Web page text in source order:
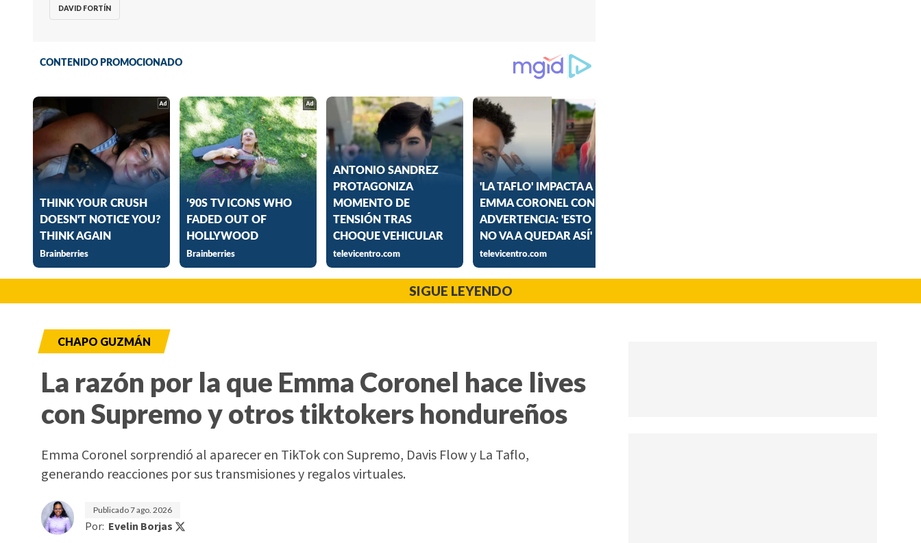
DAVID FORTÍN
SIGUE LEYENDO
CHAPO GUZMÁN
La razón por la que Emma Coronel hace lives
con Supremo y otros tiktokers hondureños
Emma Coronel sorprendió al aparecer en TikTok con Supremo, Davis Flow y La Taflo,
generando reacciones por sus transmisiones y regalos virtuales.
Publicado7 ago. 2026
Por: Evelin Borjas